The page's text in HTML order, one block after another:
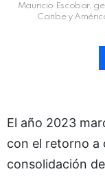
Mauricio Escobar,
Caribe y
El año 2023
con el retorno a
consolidación